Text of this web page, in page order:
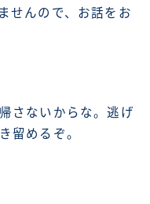
せんので、お話をお
さないからな。逃げ
留めるぞ。